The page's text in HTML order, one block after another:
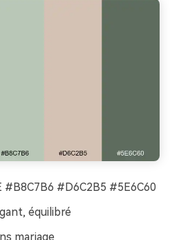
#B8C7B6 #D6C2B5 #5E6C60
équilibré
mariage